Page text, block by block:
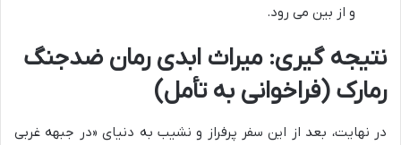
و از بین می رود.
نتیجه گیری: میراث ابدی رمان ضدجنگ
رمارک (فراخوانی به تأمل)
در نهایت، بعد از این سفر پرفراز و نشیب به دنیای «در جبهه غربی